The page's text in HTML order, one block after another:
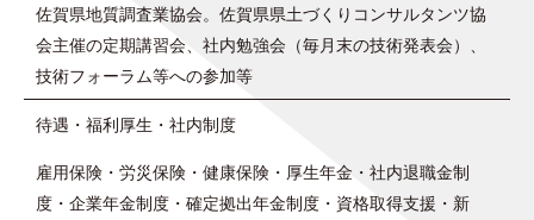
佐賀県地質調査業協会。佐賀県県土づくりコンサルタンツ協
会主催の定期講習会、社内勉強会（毎月末の技術発表会）、
技術フォーラム等への参加等
待遇・福利厚生・社内制度
雇用保険・労災保険・健康保険・厚生年金・社内退職金制
度・企業年金制度・確定拠出年金制度・資格取得支援・新